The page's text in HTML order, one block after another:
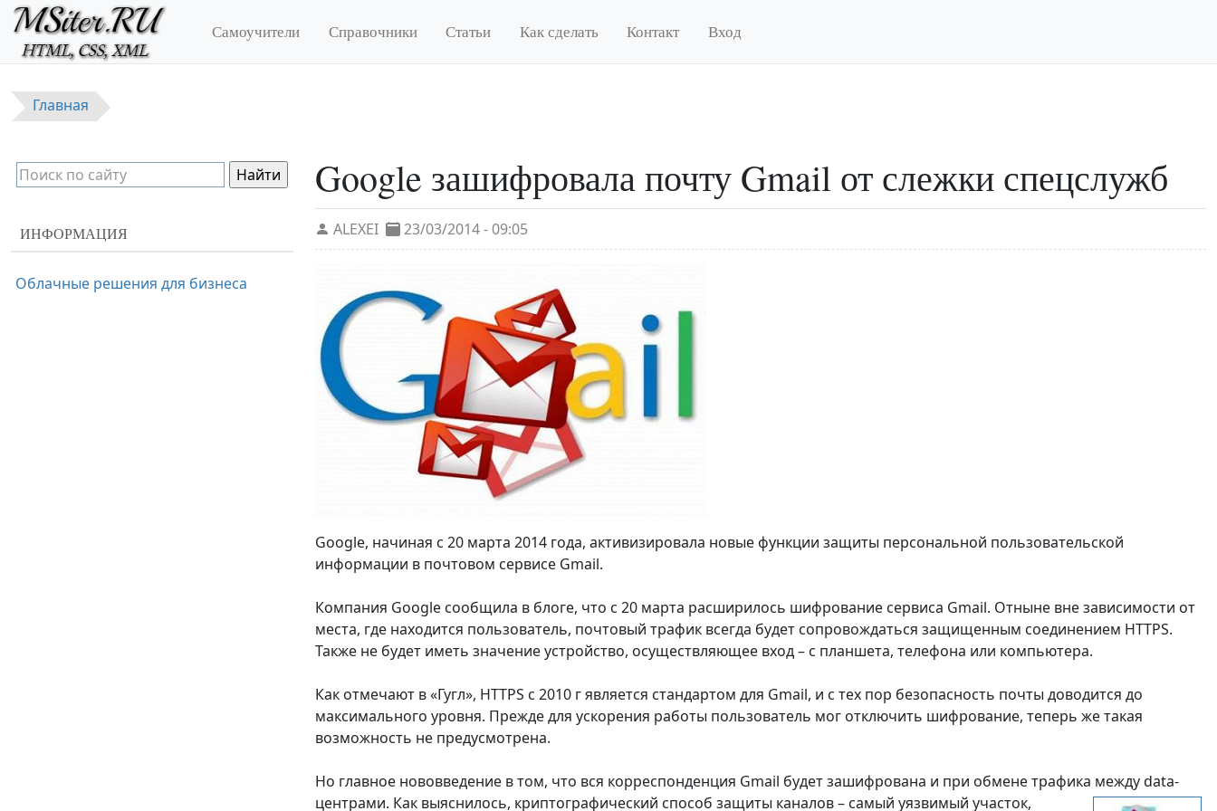
Перейти к основному содержанию
Самоучители Справочники Статьи Как сделать Контакт Вход
Главная
Google зашифровала почту Gmail от слежки спецслужб
ALEXEI 23/03/2014 - 09:05
Google, начиная с 20 марта 2014 года, активизировала новые функции защиты персональной пользовательской
информации в почтовом сервисе Gmail.
Компания Google сообщила в блоге, что с 20 марта расширилось шифрование сервиса Gmail. Отныне вне зависимости от
места, где находится пользователь, почтовый трафик всегда будет сопровождаться защищенным соединением HTTPS.
Также не будет иметь значение устройство, осуществляющее вход – с планшета, телефона или компьютера.
Как отмечают в «Гугл», HTTPS с 2010 г является стандартом для Gmail, и с тех пор безопасность почты доводится до
максимального уровня. Прежде для ускорения работы пользователь мог отключить шифрование, теперь же такая
возможность не предусмотрена.
Но главное нововведение в том, что вся корреспонденция Gmail будет зашифрована и при обмене трафика между data-
центрами. Как выяснилось, криптографический способ защиты каналов – самый уязвимый участок,
ИНФОРМАЦИЯ
Облачные решения для бизнеса